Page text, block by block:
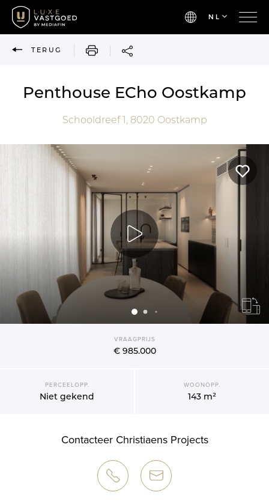
NL
TERUG AFDRUKKEN
Penthouse ECho Oostkamp
Schooldreef 1, 8020 Oostkamp
VRAAGPRIJS
€ 985.000
PERCEELOPP.
Niet gekend
WOONOPP.
143 m²
Contacteer Christiaens Projects